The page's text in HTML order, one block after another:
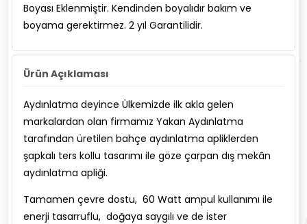
Boyası Eklenmiştir. Kendinden boyalıdır bakım ve
boyama gerektirmez. 2 yıl Garantilidir.
Ürün Açıklaması
Aydınlatma deyince Ülkemizde ilk akla gelen
markalardan olan firmamız Yakan Aydınlatma
tarafından üretilen bahçe aydınlatma apliklerden
şapkalı ters kollu tasarımı ile göze çarpan dış mekân
aydınlatma apliği.
Tamamen çevre dostu, 60 Watt ampul kullanımı ile
enerji tasarruflu, doğaya saygılı ve de ister